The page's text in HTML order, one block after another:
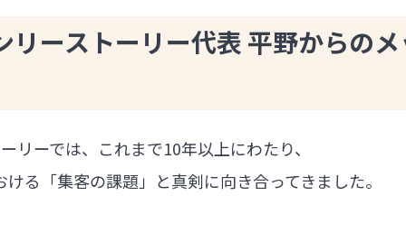
リーストーリー代表 平野からの
リーでは、これまで10年以上にわたり、
る「集客の課題」と真剣に向き合ってきました。